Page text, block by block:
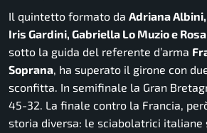
Il quintetto formato da Adriana
Iris Gardini, Gabriella Lo Muzio e
sotto la guida del referente d’arma
Soprana, ha superato il girone con
sconfitta. In semifinale la Gran
45-32. La finale contro la Francia,
storia diversa: le sciabolatrici italiane